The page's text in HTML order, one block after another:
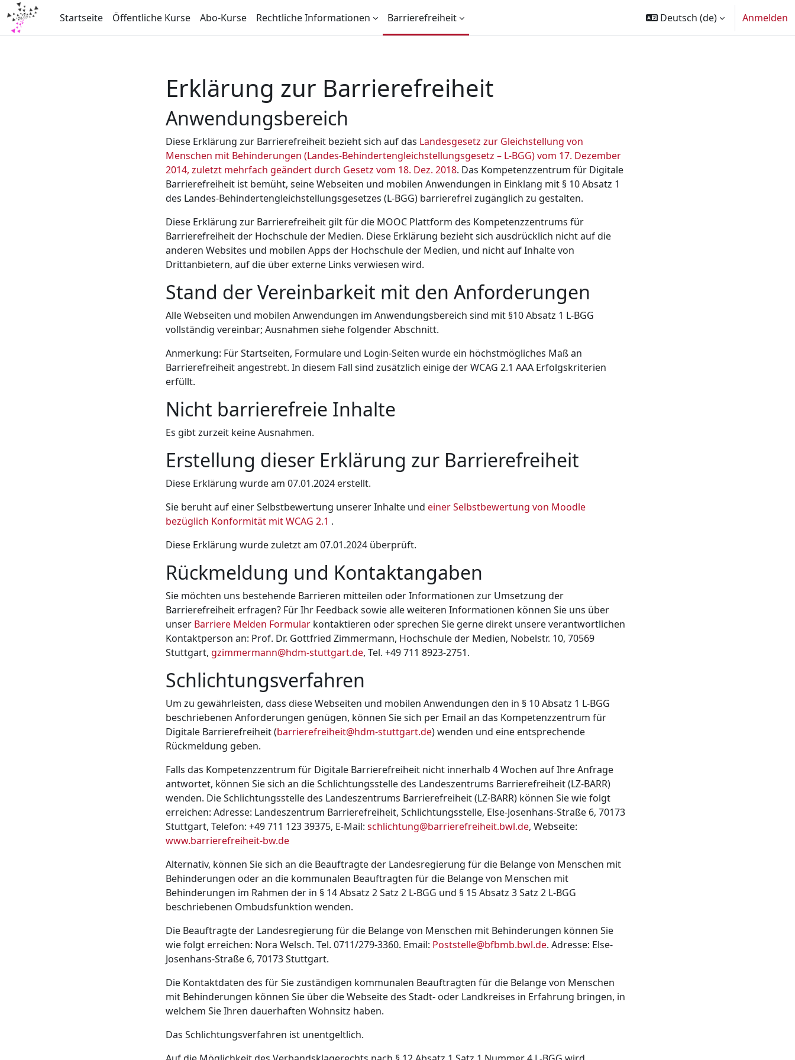
Zum Hauptinhalt
Startseite
Öffentliche Kurse Abo-Kurse Rechtliche Informationen Barrierefreiheit Deutsch ‎(de)‎ Anmelden
Erklärung zur Barrierefreiheit
Anwendungsbereich
Diese Erklärung zur Barrierefreiheit bezieht sich auf das Landesgesetz zur Gleichstellung von
Menschen mit Behinderungen (Landes-Behindertengleichstellungsgesetz – L-BGG) vom 17. Dezember
2014, zuletzt mehrfach geändert durch Gesetz vom 18. Dez. 2018(öffnet in neuem Fenster)
. Das Kompetenzzentrum für Digitale
Barrierefreiheit ist bemüht, seine Webseiten und mobilen Anwendungen in Einklang mit § 10 Absatz 1
des Landes-Behindertengleichstellungsgesetzes (L-BGG) barrierefrei zugänglich zu gestalten.
Diese Erklärung zur Barrierefreiheit gilt für die MOOC Plattform des Kompetenzzentrums für
Barrierefreiheit der Hochschule der Medien. Diese Erklärung bezieht sich ausdrücklich nicht auf die
anderen Websites und mobilen Apps der Hochschule der Medien, und nicht auf Inhalte von
Drittanbietern, auf die über externe Links verwiesen wird.
Stand der Vereinbarkeit mit den Anforderungen
Alle Webseiten und mobilen Anwendungen im Anwendungsbereich sind mit §10 Absatz 1 L-BGG
vollständig vereinbar; Ausnahmen siehe folgender Abschnitt.
Anmerkung: Für Startseiten, Formulare und Login-Seiten wurde ein höchstmögliches Maß an
Barrierefreiheit angestrebt. In diesem Fall sind zusätzlich einige der WCAG 2.1 AAA Erfolgskriterien
erfüllt.
Nicht barrierefreie Inhalte
Es gibt zurzeit keine Ausnahmen.
Erstellung dieser Erklärung zur Barrierefreiheit
Diese Erklärung wurde am 07.01.2024 erstellt.
Sie beruht auf einer Selbstbewertung unserer Inhalte und einer Selbstbewertung von Moodle
bezüglich Konformität mit WCAG 2.1 (öffnet in neuem Fenster)
.
Diese Erklärung wurde zuletzt am 07.01.2024 überprüft.
Rückmeldung und Kontaktangaben
Sie möchten uns bestehende Barrieren mitteilen oder Informationen zur Umsetzung der
Barrierefreiheit erfragen? Für Ihr Feedback sowie alle weiteren Informationen können Sie uns über
unser Barriere Melden Formular(öffnet in neuem Fenster)
kontaktieren oder sprechen Sie gerne direkt unsere verantwortlichen
Kontaktperson an: Prof. Dr. Gottfried Zimmermann, Hochschule der Medien, Nobelstr. 10, 70569
Stuttgart, gzimmermann@hdm-stuttgart.de, Tel. +49 711 8923-2751.
Schlichtungsverfahren
Um zu gewährleisten, dass diese Webseiten und mobilen Anwendungen den in § 10 Absatz 1 L-BGG
beschriebenen Anforderungen genügen, können Sie sich per Email an das Kompetenzzentrum für
Digitale Barrierefreiheit (barrierefreiheit@hdm-stuttgart.de) wenden und eine entsprechende
Rückmeldung geben.
Falls das Kompetenzzentrum für Digitale Barrierefreiheit nicht innerhalb 4 Wochen auf Ihre Anfrage
antwortet, können Sie sich an die Schlichtungsstelle des Landeszentrums Barrierefreiheit (LZ-BARR)
wenden. Die Schlichtungsstelle des Landeszentrums Barrierefreiheit (LZ-BARR) können Sie wie folgt
erreichen: Adresse: Landeszentrum Barrierefreiheit, Schlichtungsstelle, Else-Josenhans-Straße 6, 70173
Stuttgart, Telefon: +49 711 123 39375, E-Mail: schlichtung@barrierefreiheit.bwl.de, Webseite:
www.barrierefreiheit-bw.de
Alternativ, können Sie sich an die Beauftragte der Landesregierung für die Belange von Menschen mit
Behinderungen oder an die kommunalen Beauftragten für die Belange von Menschen mit
Behinderungen im Rahmen der in § 14 Absatz 2 Satz 2 L-BGG und § 15 Absatz 3 Satz 2 L-BGG
beschriebenen Ombudsfunktion wenden.
Die Beauftragte der Landesregierung für die Belange von Menschen mit Behinderungen können Sie
wie folgt erreichen: Nora Welsch. Tel. 0711/279-3360. Email: Poststelle@bfbmb.bwl.de. Adresse: Else-
Josenhans-Straße 6, 70173 Stuttgart.
Die Kontaktdaten des für Sie zuständigen kommunalen Beauftragten für die Belange von Menschen
mit Behinderungen können Sie über die Webseite des Stadt- oder Landkreises in Erfahrung bringen, in
welchem Sie Ihren dauerhaften Wohnsitz haben.
Das Schlichtungsverfahren ist unentgeltlich.